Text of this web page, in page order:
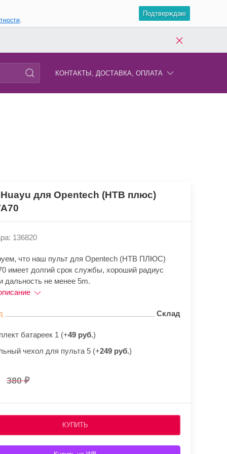
.
Подтверждаю
КОНТАКТЫ, ДОСТАВКА, ОПЛАТА
для Opentech (НТВ плюс)
136820
что наш пульт для Opentech (НТВ ПЛЮС)
имеет долгий срок службы, хороший радиус
дальность не менее 5m.
Склад
батареек 1 (+49 руб.)
чехол для пульта 5 (+249 руб.)
380
КУПИТЬ